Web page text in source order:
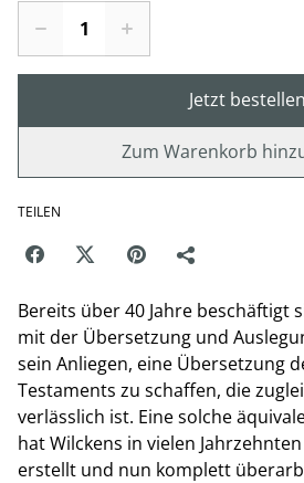
Jetzt bestellen
Zum Warenkorb
TEILEN
Bereits über 40 Jahre beschäftigt
mit der Übersetzung und
sein Anliegen, eine Übersetzung
Testaments zu schaffen, die
verlässlich ist. Eine solche
hat Wilckens in vielen
erstellt und nun komplett